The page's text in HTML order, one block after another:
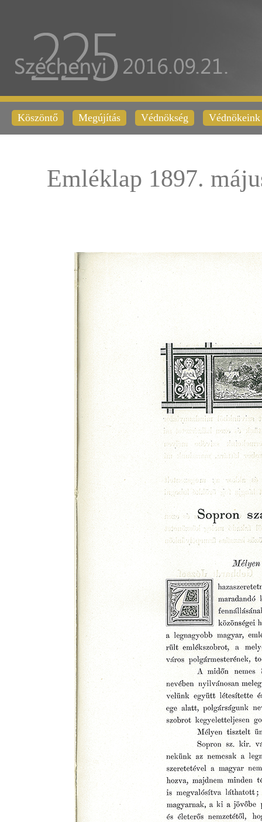
Köszöntő Megújítás Védnökség Védnökeink
Emléklap 1897.